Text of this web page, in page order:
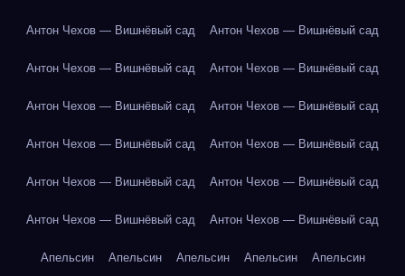
Антон Чехов — Вишнёвый сад Антон Чехов — Вишнёвый сад
Антон Чехов — Вишнёвый сад Антон Чехов — Вишнёвый сад
Антон Чехов — Вишнёвый сад Антон Чехов — Вишнёвый сад
Антон Чехов — Вишнёвый сад Антон Чехов — Вишнёвый сад
Антон Чехов — Вишнёвый сад Антон Чехов — Вишнёвый сад
Антон Чехов — Вишнёвый сад Антон Чехов — Вишнёвый сад
Апельсин Апельсин Апельсин Апельсин Апельсин